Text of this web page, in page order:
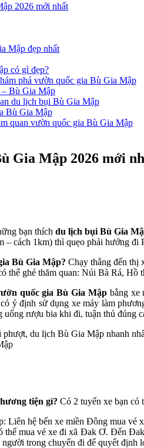
2026 mới nhất
Mập đẹp nhất
có gì đẹp?
phá vườn quốc gia Bù Gia Mập
Bù Gia Mập
du lịch bụi Bù Gia Mập
Bù Gia Mập
quan vườn quốc gia Bù Gia Mập
Gia Mập 2026 mới
bạn thíchdu lịch bụi Bù Gia
cách 1km) thì quẹo phải hướng
Bù Gia Mập? Chạy thẳng đến thị
thể ghé thăm quan: Núi Bà Rá,
quốc gia Bù Gia Mậpbằng xe
ý định sử dụng xe máy làm
rượu bia khi đi, tuận thủ đúng
tiện gì? Có 2 tuyến xe bạn có
Liên hệ bến xe miền Đông mua vé
mua vé xe đi xã Đak Ơ. Đến
trong chuyến đi để quyết định